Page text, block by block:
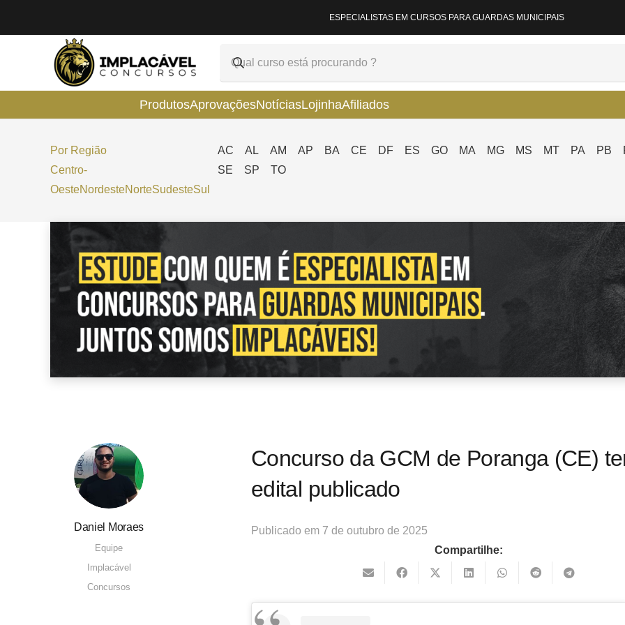
ESPECIALISTAS EM CURSOS PARA GUARDAS MUNICIPAIS
ProdutosAprovaçõesNotíciasLojinhaAfiliados
Por Região
Centro-
OesteNordesteNorteSudesteSul
AC AL AM AP BA CE DF ES GO MA MG MS MT PA PB
SE
SP TO
Daniel Moraes
Equipe
Implacável
Concursos
Concurso da GCM de Poranga (CE)
edital publicado
Publicado em 7 de outubro de 2025
Compartilhe: